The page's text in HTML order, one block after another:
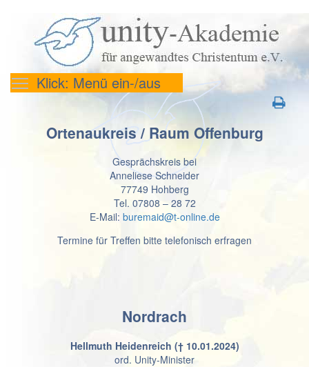
Klick: Menü ein-/aus
Ortenaukreis / Raum Offenburg
Gesprächskreis bei
Anneliese Schneider
77749 Hohberg
Tel. 07808 – 28 72
E-Mail: buremaid@t-online.de
Termine für Treffen bitte telefonisch erfragen
Nordrach
Hellmuth Heidenreich († 10.01.2024)
ord. Unity-Minister